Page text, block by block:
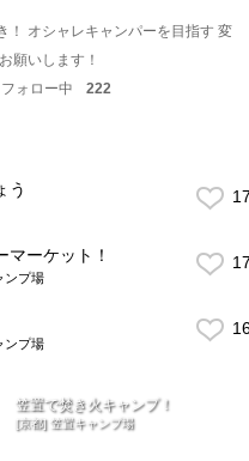
！ オシャレキャンパーを目指す 変
願いします！
フォロー中 222
う
ーケット！
ンプ場
ンプ場
笠置で焚き火キャンプ！
[京都] 笠置キャンプ場